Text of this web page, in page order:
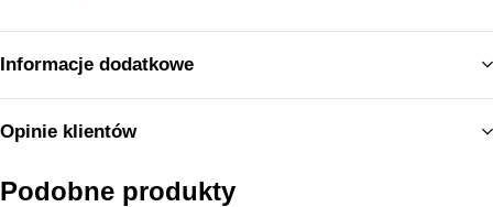
Informacje dodatkowe
Opinie klientów
Podobne produkty